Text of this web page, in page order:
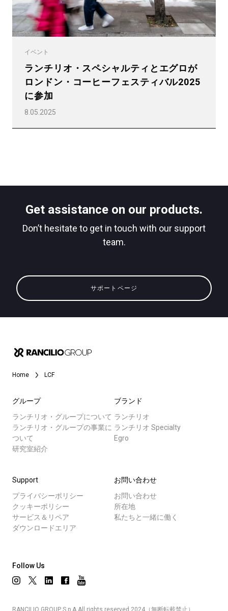
イベント
ランチリオ・スペシャルティとエグロが
ロンドン・コーヒーフェスティバル2025
に参加
8.05.2025
Get assistance on our products.
Don’t hesitate to get in touch with our support
team.
サポートページ
Home LCF
グループ
ランチリオ・グループについて
ランチリオ・グループの事業に
ついて
研究室紹介
ブランド
ランチリオ
ランチリオ Specialty
Egro
Support
プライバシーポリシー
クッキーポリシー
サービス＆リペア
ダウンロードエリア
お問い合わせ
お問い合わせ
所在地
私たちと一緒に働く
Follow Us
RANCILIO GROUP S.p.A.All rights reserved 2024（無断転載禁止）
もっと見る